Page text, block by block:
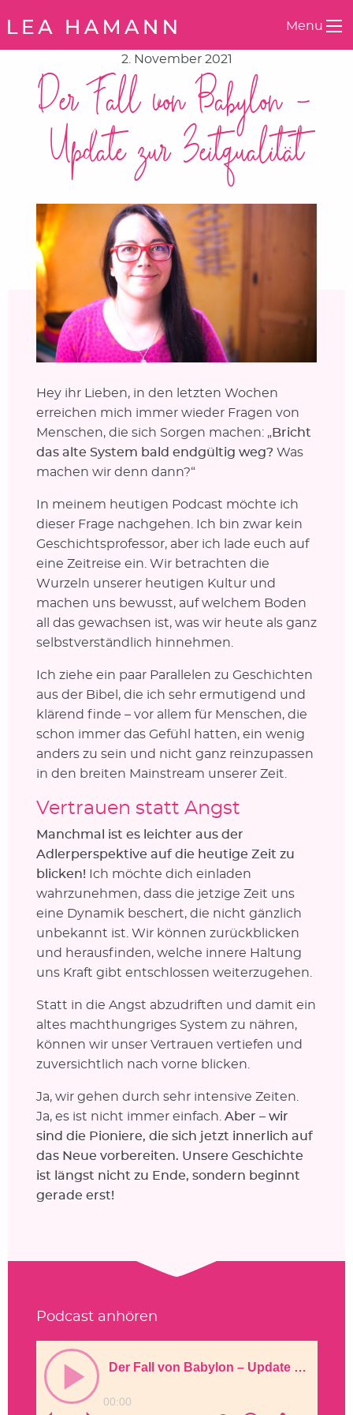
Menu
2. November 2021
Der Fall von Babylon –
Update zur Zeitqualität
Hey ihr Lieben, in den letzten Wochen
erreichen mich immer wieder Fragen von
Menschen, die sich Sorgen machen: „Bricht
das alte System bald endgültig weg? Was
machen wir denn dann?“
In meinem heutigen Podcast möchte ich
dieser Frage nachgehen. Ich bin zwar kein
Geschichtsprofessor, aber ich lade euch auf
eine Zeitreise ein. Wir betrachten die
Wurzeln unserer heutigen Kultur und
machen uns bewusst, auf welchem Boden
all das gewachsen ist, was wir heute als ganz
selbstverständlich hinnehmen.
Ich ziehe ein paar Parallelen zu Geschichten
aus der Bibel, die ich sehr ermutigend und
klärend finde – vor allem für Menschen, die
schon immer das Gefühl hatten, ein wenig
anders zu sein und nicht ganz reinzupassen
in den breiten Mainstream unserer Zeit.
Vertrauen statt Angst
Manchmal ist es leichter aus der
Adlerperspektive auf die heutige Zeit zu
blicken! Ich möchte dich einladen
wahrzunehmen, dass die jetzige Zeit uns
eine Dynamik beschert, die nicht gänzlich
unbekannt ist. Wir können zurückblicken
und herausfinden, welche innere Haltung
uns Kraft gibt entschlossen weiterzugehen.
Statt in die Angst abzudriften und damit ein
altes machthungriges System zu nähren,
können wir unser Vertrauen vertiefen und
zuversichtlich nach vorne blicken.
Ja, wir gehen durch sehr intensive Zeiten.
Ja, es ist nicht immer einfach. Aber – wir
sind die Pioniere, die sich jetzt innerlich auf
das Neue vorbereiten. Unsere Geschichte
ist längst nicht zu Ende, sondern beginnt
gerade erst!
Podcast anhören